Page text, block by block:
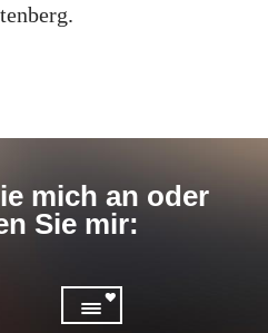
mich an oder
Sie mir: